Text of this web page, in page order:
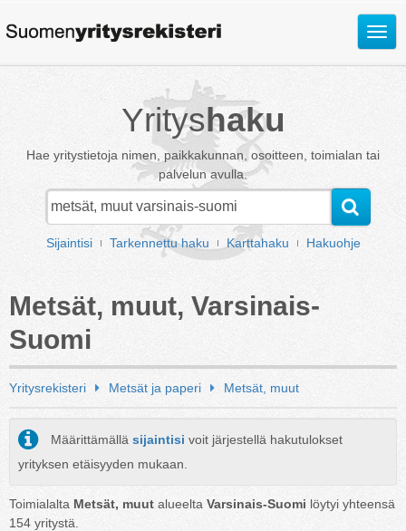
Avaa
Yrityshaku
Hae yritystietoja nimen, paikkakunnan, osoitteen, toimialan tai
palvelun avulla.
Sijaintisi Tarkennettu haku Karttahaku Hakuohje
Metsät, muut, Varsinais-
Suomi
Yritysrekisteri Metsät ja paperi Metsät, muut
Määrittämällä sijaintisi voit järjestellä hakutulokset
yrityksen etäisyyden mukaan.
Toimialalta Metsät, muut alueelta Varsinais-Suomi löytyi yhteensä
154 yritystä.